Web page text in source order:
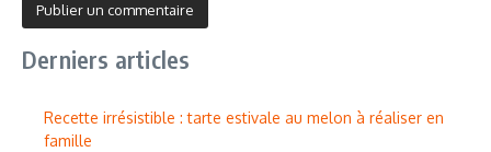
Derniers articles
Recette irrésistible : tarte estivale au melon à réaliser en
famille